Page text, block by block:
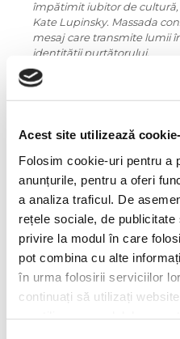
Acest site utilizează
Folosim cookie-uri pentru a
anunțurile, pentru a oferi
a analiza traficul. De
rețele sociale, de
privire la modul în care
pot combina cu alte
în urma folosirii serviciilor
continuați să utilizați
împătimit iubitor de cultură,
Kate Lupinsky. Massada
mesaj care transmite lumii
identității purtătorului.
Ochelarii Massada sunt
între 8 și 12 luni, fiind lucrați
Fiecare pereche este
Mastaler este fascinat,
cinematografia de cea mai
Asociind arta cu optica,
select: al celor care iubesc
apetit deschis pentru
Informatii conformitate